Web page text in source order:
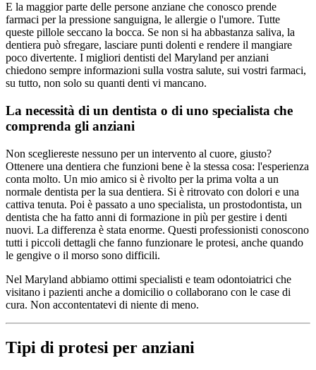
E la maggior parte delle persone anziane che conosco prende
farmaci per la pressione sanguigna, le allergie o l'umore. Tutte
queste pillole seccano la bocca. Se non si ha abbastanza saliva, la
dentiera può sfregare, lasciare punti dolenti e rendere il mangiare
poco divertente. I migliori dentisti del Maryland per anziani
chiedono sempre informazioni sulla vostra salute, sui vostri farmaci,
su tutto, non solo su quanti denti vi mancano.
La necessità di un dentista o di uno specialista che
comprenda gli anziani
Non scegliereste nessuno per un intervento al cuore, giusto?
Ottenere una dentiera che funzioni bene è la stessa cosa: l'esperienza
conta molto. Un mio amico si è rivolto per la prima volta a un
normale dentista per la sua dentiera. Si è ritrovato con dolori e una
cattiva tenuta. Poi è passato a uno specialista, un prostodontista, un
dentista che ha fatto anni di formazione in più per gestire i denti
nuovi. La differenza è stata enorme. Questi professionisti conoscono
tutti i piccoli dettagli che fanno funzionare le protesi, anche quando
le gengive o il morso sono difficili.
Nel Maryland abbiamo ottimi specialisti e team odontoiatrici che
visitano i pazienti anche a domicilio o collaborano con le case di
cura. Non accontentatevi di niente di meno.
Tipi di protesi per anziani